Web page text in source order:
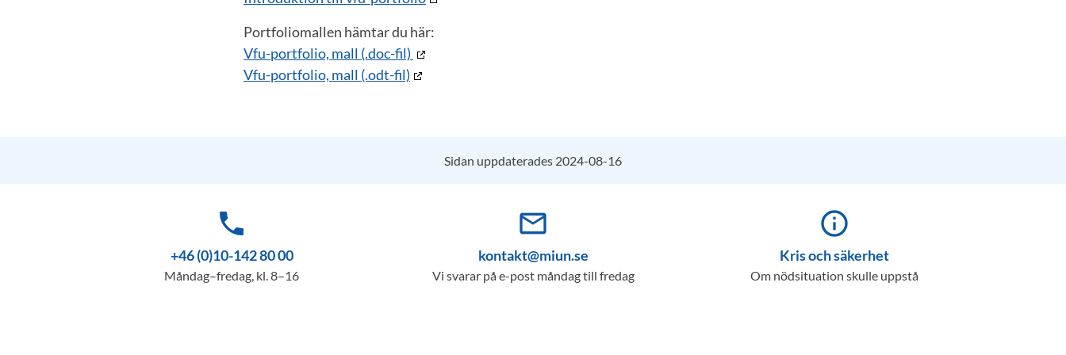
Portfoliomallen hämtar du här:
Vfu-portfolio, mall (.doc-fil)
Vfu-portfolio, mall (.odt-fil)
Sidan uppdaterades 2024-08-16
phone
+46 (0)10-142 80 00
Måndag–fredag, kl. 8–16
mail_outline
kontakt@miun.se
Vi svarar på e-post måndag till fredag
info_outline
Kris och säkerhet
Om nödsituation skulle uppstå